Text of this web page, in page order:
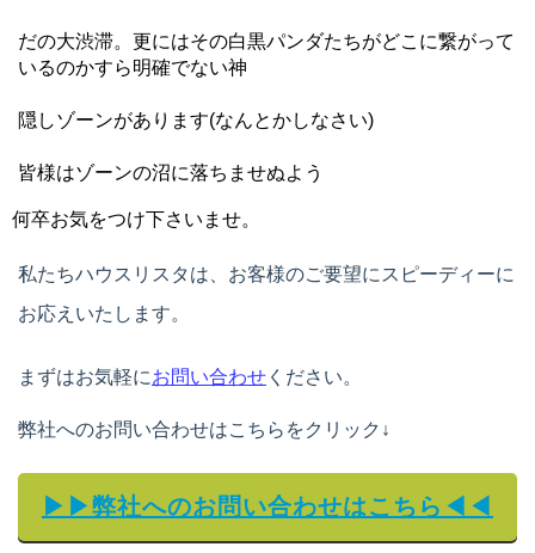
だの大渋滞。更にはその白黒パンダたちがどこに繋がって
いるのかすら明確でない神
隠 しゾーンがあります(なんとかしなさい)
皆様はゾーンの沼に落ちませぬよう
何卒お気をつけ下さいませ。
私たちハウスリスタは、お客様のご要望にスピーディーに
お応えいたします。
まずはお気軽にお問い合わせ ください。
弊社へのお問い合わせはこちらをクリック↓
▶▶弊社へのお問い合わせはこちら◀◀